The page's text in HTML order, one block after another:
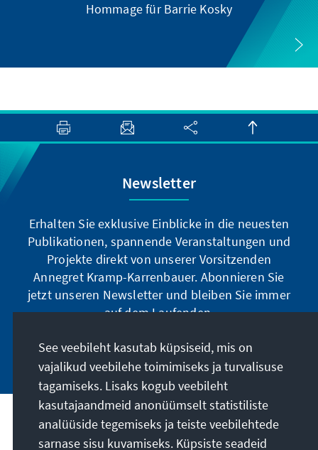
Hommage für Barrie Kosky
Newsletter
Erhalten Sie exklusive Einblicke in die neuesten
Publikationen, spannende Veranstaltungen und
Projekte direkt von unserer Vorsitzenden
Annegret Kramp-Karrenbauer. Abonnieren Sie
jetzt unseren Newsletter und bleiben Sie immer
auf dem Laufenden.
Jetzt abonnieren
Meie missioon
See veebileht kasutab küpsiseid, mis on
vajalikud veebilehe toimimiseks ja turvalisuse
tagamiseks. Lisaks kogub veebileht
kasutajaandmeid anonüümselt statistiliste
analüüside tegemiseks ja teiste veebilehtede
sarnase sisu kuvamiseks. Küpsiste seadeid